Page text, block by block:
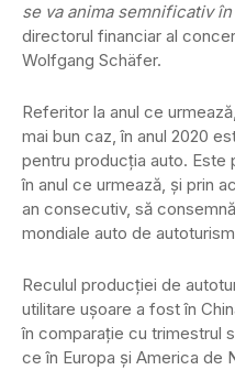
se va anima semnificativ
directorul financiar al
Wolfgang Schäfer.
Referitor la anul ce
mai bun caz, în anul 2020
pentru producţia auto. Este
în anul ce urmează, şi prin
an consecutiv, să
mondiale auto de
Reculul producţiei de
utilitare uşoare a fost în
în comparaţie cu trimestrul
ce în Europa şi America de